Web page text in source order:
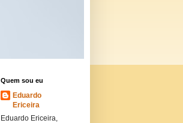
Quem sou eu
Eduardo
Ericeira
Eduardo Ericeira,